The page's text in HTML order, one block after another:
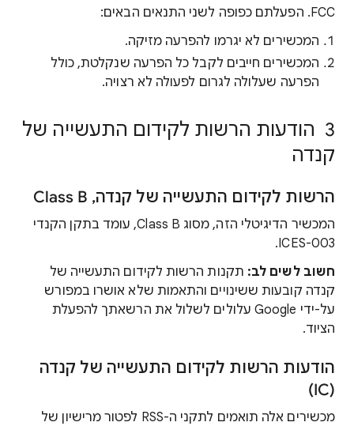
FCC. הפעלתם כפופה לשני התנאים הבאים:
המכשירים לא יגרמו להפרעה מזיקה.
המכשירים חייבים לקבל כל הפרעה שנקלטת, כולל
הפרעה שעלולה לגרום לפעולה לא רצויה.
3 הודעות הרשות לקידום התעשייה של
קנדה
הרשות לקידום התעשייה של קנדה, ‏Class B
המכשיר הדיגיטלי הזה, מסוג Class B, עומד בתקן הקנדי
ICES-003.
חשוב לשים לב: תקנות הרשות לקידום התעשייה של
קנדה קובעות ששינויים והתאמות שלא אושרו במפורש
על-ידי Google עלולים לשלול את הרשאתך להפעלת
הציוד.
הודעות הרשות לקידום התעשייה של קנדה
(IC)
מכשירים אלה תואמים לתקני ה-RSS לפטור מרישיון של